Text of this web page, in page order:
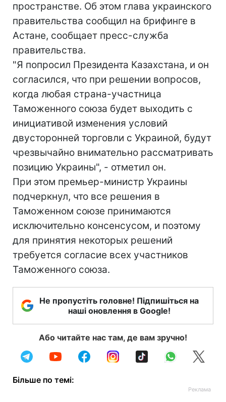
пространстве. Об этом глава украинского
правительства сообщил на брифинге в
Астане, сообщает пресс-служба
правительства.
"Я попросил Президента Казахстана, и он
согласился, что при решении вопросов,
когда любая страна-участница
Таможенного союза будет выходить с
инициативой изменения условий
двусторонней торговли с Украиной, будут
чрезвычайно внимательно рассматривать
позицию Украины", - отметил он.
При этом премьер-министр Украины
подчеркнул, что все решения в
Таможенном союзе принимаются
исключительно консенсусом, и поэтому
для принятия некоторых решений
требуется согласие всех участников
Таможенного союза.
Не пропустіть головне! Підпишіться на
наші оновлення в Google!
Або читайте нас там, де вам зручно!
Більше по темі: